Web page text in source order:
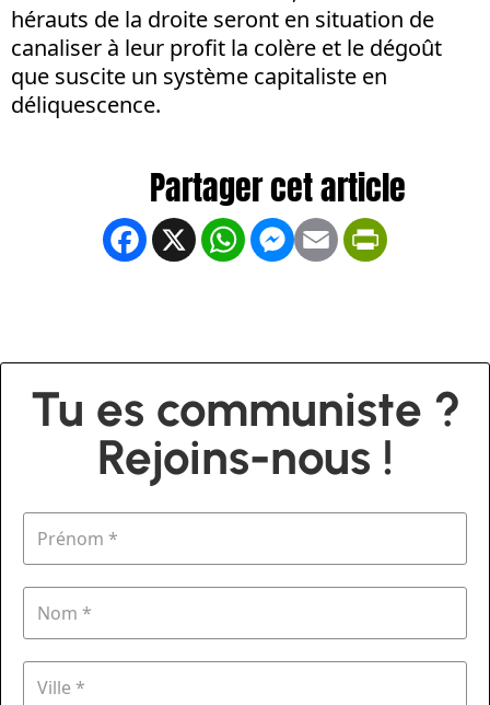
hérauts de la droite seront en situation de
canaliser à leur profit la colère et le dégoût
que suscite un système capitaliste en
déliquescence.
Facebook
X WhatsApp
Messenger
Email
Tu es communiste ?
Rejoins-nous !